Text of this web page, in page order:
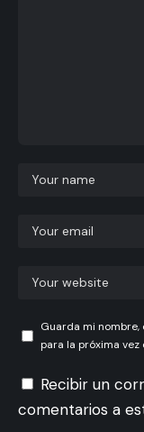
Guarda mi
para la próxima
Recibir un
comentarios a